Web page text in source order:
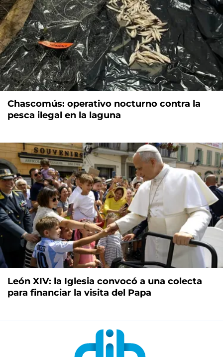
Chascomús: operativo nocturno contra la
pesca ilegal en la laguna
León XIV: la Iglesia convocó a una colecta
para financiar la visita del Papa